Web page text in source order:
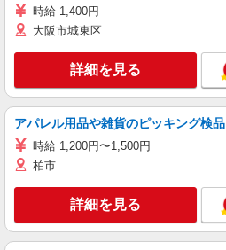
時給 1,400円
大阪市城東区
詳細を見る
アパレル用品や雑貨のピッキング検品
時給 1,200円〜1,500円
柏市
詳細を見る